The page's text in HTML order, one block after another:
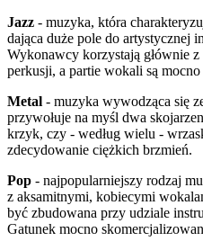
Jazz - muzyka, która
dająca duże pole do artystycznej
Wykonawcy korzystają głównie
perkusji, a partie wokali są
Metal - muzyka wywodząca się
przywołuje na myśl dwa
krzyk, czy - według wielu -
zdecydowanie ciężkich brzmień.
Pop - najpopularniejszy rodzaj
z aksamitnymi, kobiecymi
być zbudowana przy udziale
Gatunek mocno